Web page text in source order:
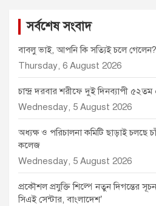
সর্বশেষ সংবাদ
বাবলু ভাই, আপনি কি সত্যিই চলে গেলেন?
Thursday, 6 August 2026
চান্দ্র দরবার শরীফে দুই দিনব্যাপী
Wednesday, 5 August 2026
অধ্যক্ষ ও পরিচালনা কমিটি ছাড়াই চলছে
কলেজ
Wednesday, 5 August 2026
প্রকৌশল প্রযুক্তি শিল্পে নতুন দিগন্তের
সিএই সেন্টার, বাংলাদেশ’